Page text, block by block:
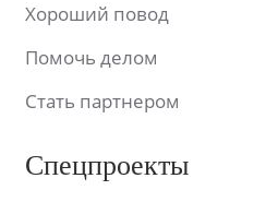
Хороший повод
Помочь делом
Стать партнером
Спецпроекты